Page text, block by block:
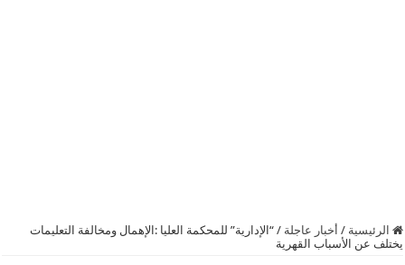
الرئيسية / أخبار عاجلة / “الإدارية” للمحكمة العليا :الإهمال ومخالفة التعليمات
يختلف عن الأسباب القهرية